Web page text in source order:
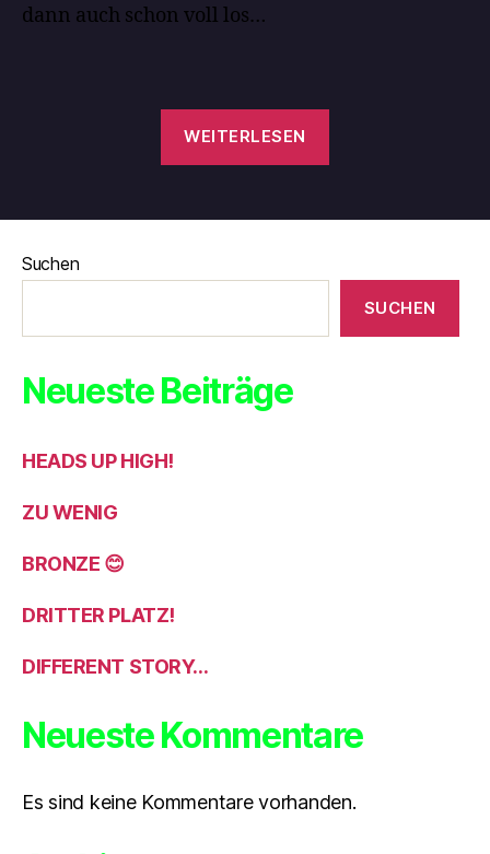
dann auch schon voll los…
WEITERLESEN
Suchen
SUCHEN
Neueste Beiträge
HEADS UP HIGH!
ZU WENIG
BRONZE 😊
DRITTER PLATZ!
DIFFERENT STORY…
Neueste Kommentare
Es sind keine Kommentare vorhanden.